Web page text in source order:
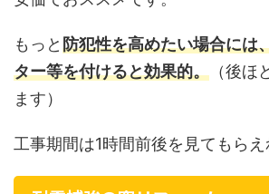
もっと防犯性を高めたい場合には
ター等を付けると効果的。 （後ほ
ます）
工事期間は1時間前後を見てもらえ